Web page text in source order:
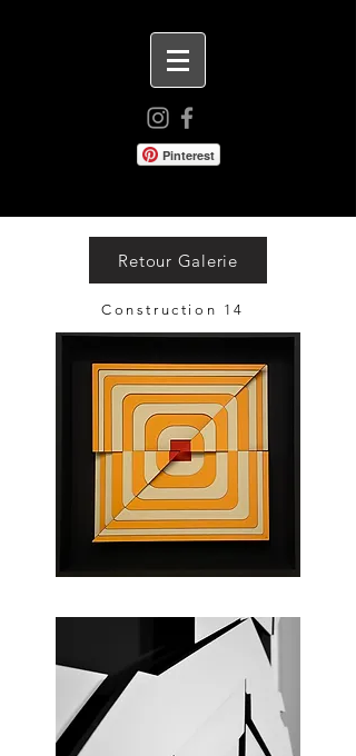
Pinterest
Retour Galerie
Construction 14